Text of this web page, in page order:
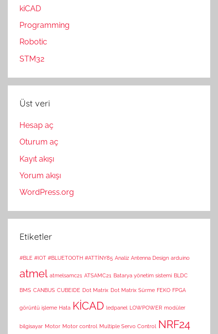
kiCAD
Programming
Robotic
STM32
Üst veri
Hesap aç
Oturum aç
Kayıt akışı
Yorum akışı
WordPress.org
Etiketler
#BLE #IOT #BLUETOOTH #ATTİNY85 Analiz Antenna Design arduino
atmel atmelsamc21 ATSAMC21 Batarya yönetim sistemi BLDC
BMS CANBUS CUBEIDE Dot Matrix Dot Matrix Sürme FEKO FPGA
görüntü işleme Hata KİCAD ledpanel LOWPOWER modüler
bilgisayar Motor Motor control Multiple Servo Control NRF24